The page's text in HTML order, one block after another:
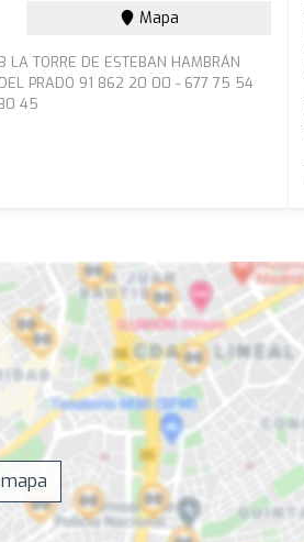
Mapa
TORRE DE ESTEBAN HAMBRÁN
PRADO 91 862 20 00 - 677 75 54
45